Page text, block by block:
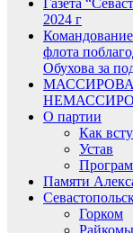
2024 г
флота
Обухова за
О партии
Как
Устав
Памяти
Горком
Райкомы